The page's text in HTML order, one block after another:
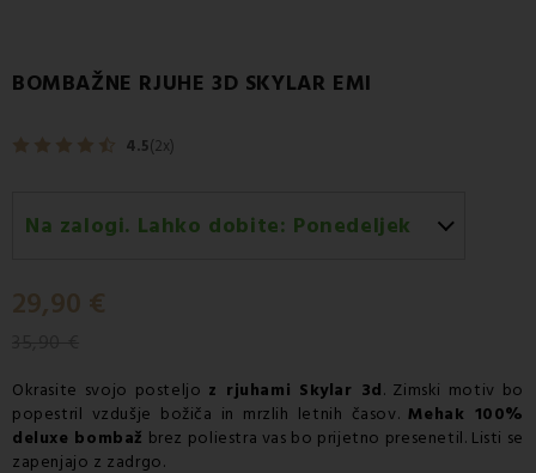
BOMBAŽNE RJUHE 3D SKYLAR EMI
4.5(2x)
Na zalogi. Lahko dobite: Ponedeljek
29,90 €
Okrasite svojo posteljo z rjuhami Skylar 3d. Zimski motiv bo
popestril vzdušje božiča in mrzlih letnih časov.Mehak 100%
deluxe bombaž brez poliestra vas bo prijetno presenetil. Listi se
zapenjajo z zadrgo.